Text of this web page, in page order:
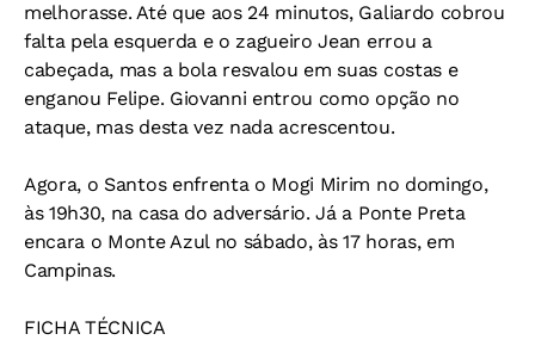
melhorasse. Até que aos 24 minutos, Galiardo cobrou
falta pela esquerda e o zagueiro Jean errou a
cabeçada, mas a bola resvalou em suas costas e
enganou Felipe. Giovanni entrou como opção no
ataque, mas desta vez nada acrescentou.
Agora, o Santos enfrenta o Mogi Mirim no domingo,
às 19h30, na casa do adversário. Já a Ponte Preta
encara o Monte Azul no sábado, às 17 horas, em
Campinas.
FICHA TÉCNICA